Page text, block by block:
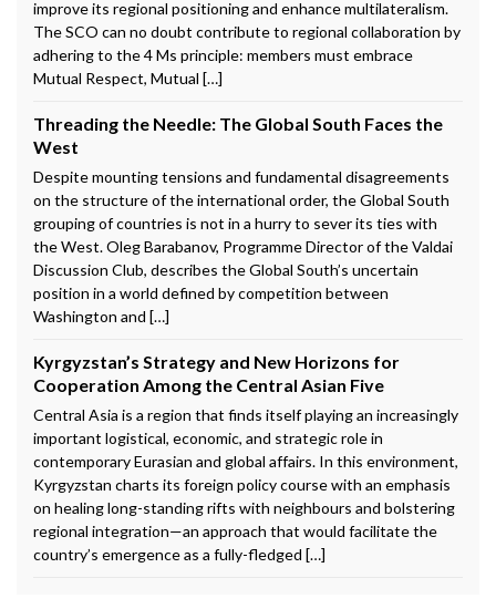
improve its regional positioning and enhance multilateralism.
The SCO can no doubt contribute to regional collaboration by
adhering to the 4 Ms principle: members must embrace
Mutual Respect, Mutual […]
Threading the Needle: The Global South Faces the
West
Despite mounting tensions and fundamental disagreements
on the structure of the international order, the Global South
grouping of countries is not in a hurry to sever its ties with
the West. Oleg Barabanov, Programme Director of the Valdai
Discussion Club, describes the Global South’s uncertain
position in a world defined by competition between
Washington and […]
Kyrgyzstan’s Strategy and New Horizons for
Cooperation Among the Central Asian Five
Central Asia is a region that finds itself playing an increasingly
important logistical, economic, and strategic role in
contemporary Eurasian and global affairs. In this environment,
Kyrgyzstan charts its foreign policy course with an emphasis
on healing long-standing rifts with neighbours and bolstering
regional integration—an approach that would facilitate the
country’s emergence as a fully-fledged […]